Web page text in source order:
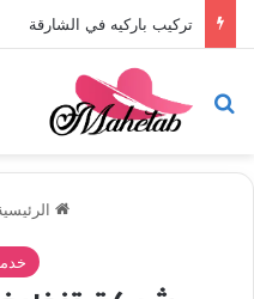
تركيب باركيه في الشارقة
بحث عن